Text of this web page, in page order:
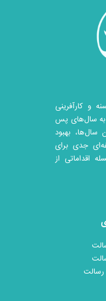
و کارآفرینی
دارد و به سال‌های پس
از دفاع مقدس برمی‌گردد. در آن سال‎‌ها، بهبود
جدی برای
اقداماتی از
رسالت